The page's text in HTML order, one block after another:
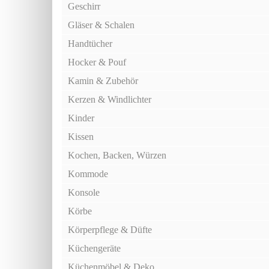
Geschirr
Gläser & Schalen
Handtücher
Hocker & Pouf
Kamin & Zubehör
Kerzen & Windlichter
Kinder
Kissen
Kochen, Backen, Würzen
Kommode
Konsole
Körbe
Körperpflege & Düfte
Küchengeräte
Küchenmöbel & Deko